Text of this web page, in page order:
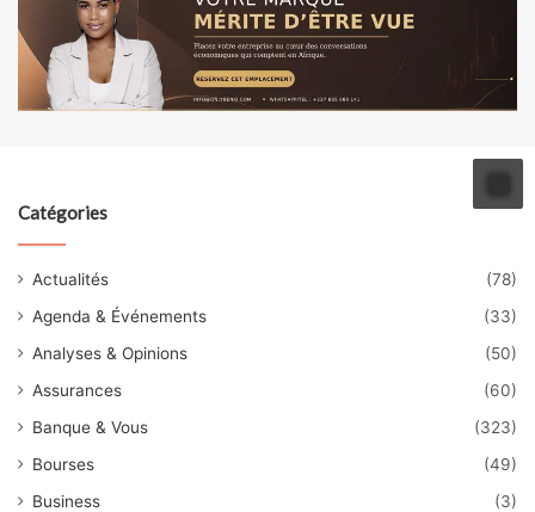
Catégories
Actualités
(78)
Agenda & Événements
(33)
Analyses & Opinions
(50)
Assurances
(60)
Banque & Vous
(323)
Bourses
(49)
Business
(3)